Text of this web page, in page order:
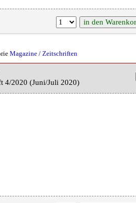
Magazine / Zeitschriften
4/2020 (Juni/Juli 2020)